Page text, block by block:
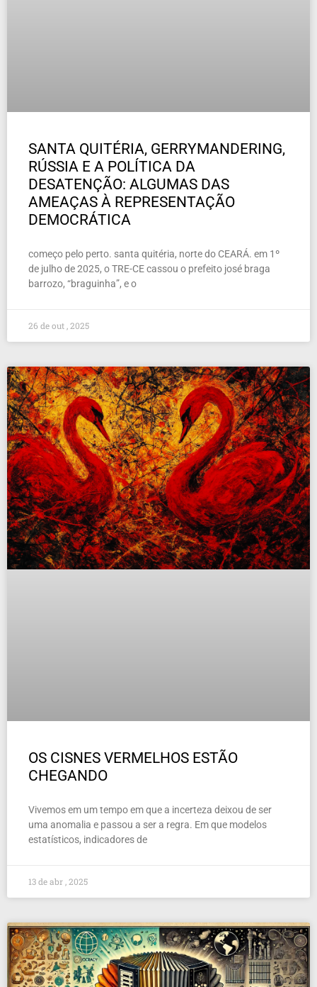
SANTA QUITÉRIA, GERRYMANDERING,
RÚSSIA E A POLÍTICA DA
DESATENÇÃO: ALGUMAS DAS
AMEAÇAS À REPRESENTAÇÃO
DEMOCRÁTICA
começo pelo perto. santa quitéria, norte do CEARÁ. em 1º
de julho de 2025, o TRE-CE cassou o prefeito josé braga
barrozo, “braguinha”, e o
26 de out , 2025
OS CISNES VERMELHOS ESTÃO
CHEGANDO
Vivemos em um tempo em que a incerteza deixou de ser
uma anomalia e passou a ser a regra. Em que modelos
estatísticos, indicadores de
13 de abr , 2025